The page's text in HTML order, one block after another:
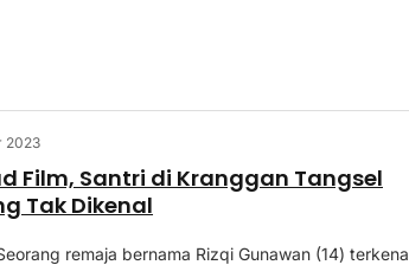
2023
Film, Santri di Kranggan Tangsel
Tak Dikenal
remaja bernama Rizqi Gunawan (14) terkena